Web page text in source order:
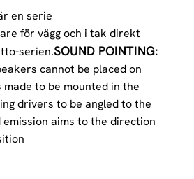
en serie
för vägg och i tak direkt
serien.SOUND POINTING:
cannot be placed on
to be mounted in the
drivers to be angled to the
aims to the direction